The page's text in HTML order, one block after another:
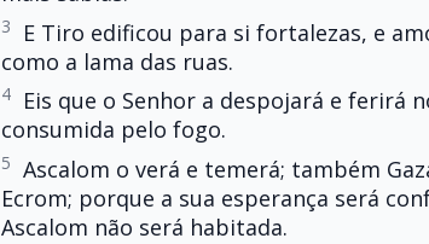
3
E Tiro edificou para si fortalezas, e
como a lama das ruas.
4
Eis que o Senhor a despojará e ferirá
consumida pelo fogo.
5 Ascalom o verá e temerá; também
Ecrom; porque a sua esperança será
Ascalom não será habitada.